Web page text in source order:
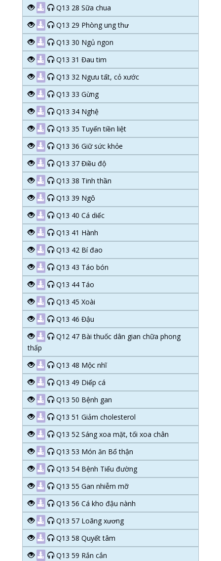
Q13 28 Sữa chua
Q13 29 Phòng ung thư
Q13 30 Ngủ ngon
Q13 31 Đau tim
Q13 32 Ngưu tất, cỏ xước
Q13 33 Gừng
Q13 34 Nghệ
Q13 35 Tuyến tiền liệt
Q13 36 Giữ sức khỏe
Q13 37 Điều độ
Q13 38 Tinh thần
Q13 39 Ngô
Q13 40 Cá diếc
Q13 41 Hành
Q13 42 Bí đao
Q13 43 Táo bón
Q13 44 Táo
Q13 45 Xoài
Q13 46 Đậu
Q12 47 Bài thuốc dân gian chữa phong
thấp
Q13 48 Mộc nhĩ
Q13 49 Diếp cá
Q13 50 Bệnh gan
Q13 51 Giảm cholesterol
Q13 52 Sáng xoa mặt, tối xoa chân
Q13 53 Món ăn Bổ thận
Q13 54 Bệnh Tiểu đường
Q13 55 Gan nhiễm mỡ
Q13 56 Cá kho đậu nành
Q13 57 Loãng xương
Q13 58 Quyết tâm
Q13 59 Rắn cắn